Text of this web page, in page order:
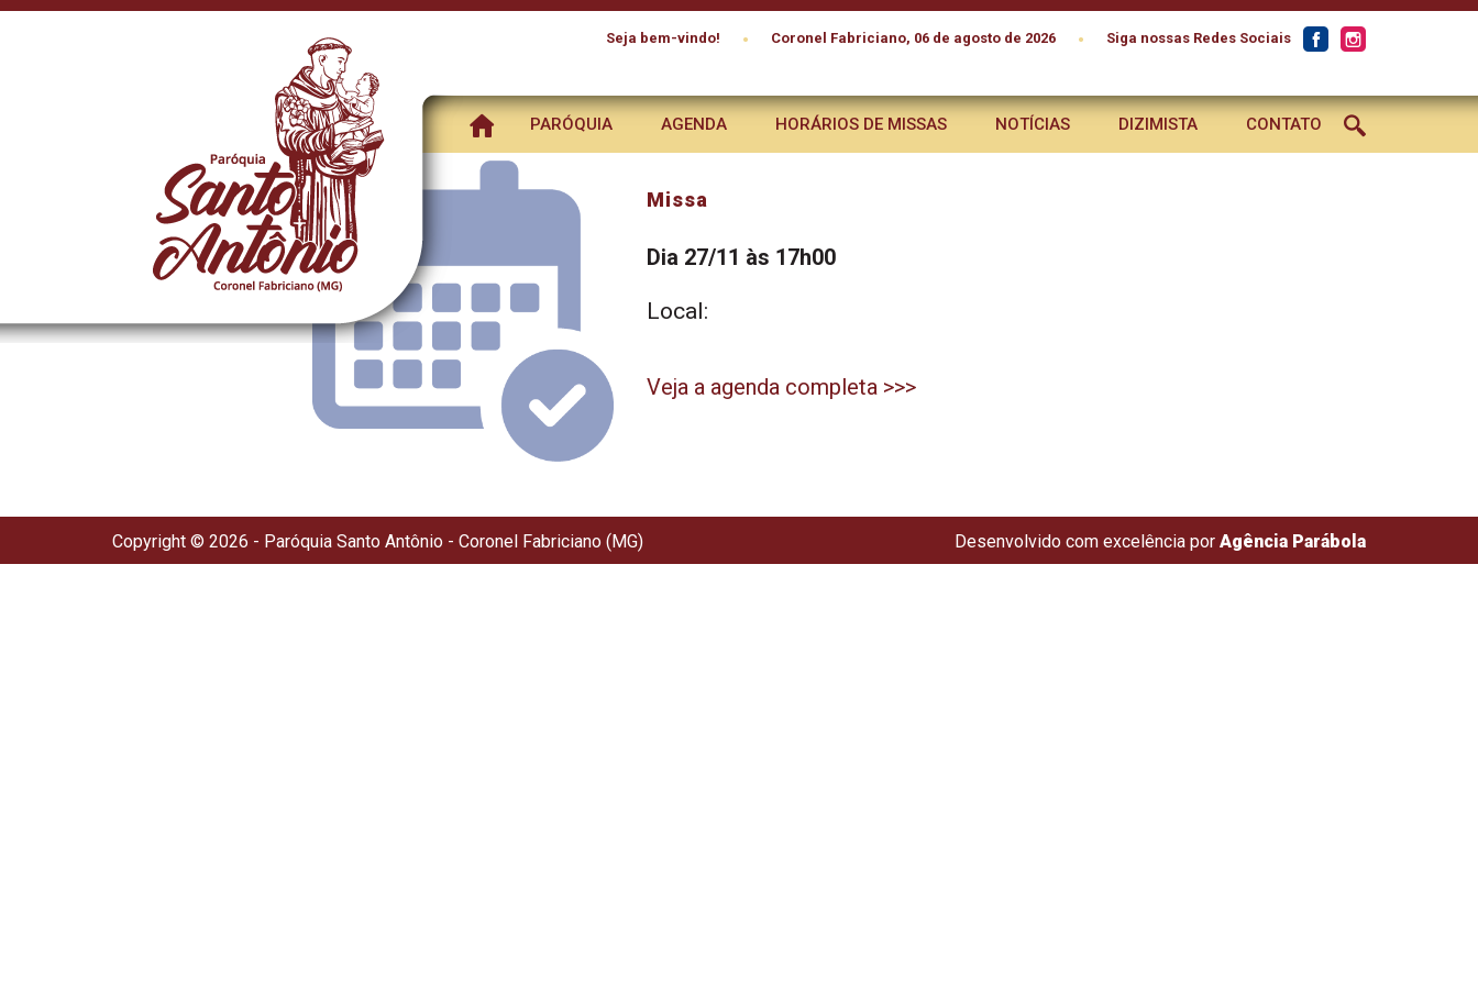
Seja bem-vindo! • Coronel Fabriciano, 06 de agosto de 2026 • Siga nossas Redes Sociais
PARÓQUIA AGENDA HORÁRIOS DE MISSAS NOTÍCIAS DIZIMISTA CONTATO
Missa
Dia 27/11 às 17h00
Local:
Veja a agenda completa >>>
Copyright © 2026 - Paróquia Santo Antônio - Coronel Fabriciano (MG) Desenvolvido com excelência por Agência Parábola